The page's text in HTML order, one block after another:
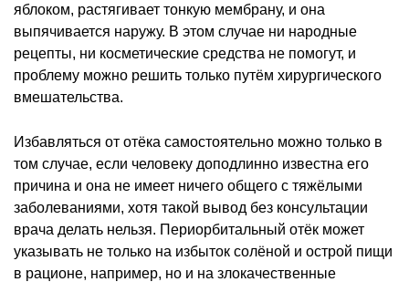
яблоком, растягивает тонкую мембрану, и она
выпячивается наружу. В этом случае ни народные
рецепты, ни косметические средства не помогут, и
проблему можно решить только путём хирургического
вмешательства.
Избавляться от отёка самостоятельно можно только в
том случае, если человеку доподлинно известна его
причина и она не имеет ничего общего с тяжёлыми
заболеваниями, хотя такой вывод без консультации
врача делать нельзя. Периорбитальный отёк может
указывать не только на избыток солёной и острой пищи
в рационе, например, но и на злокачественные